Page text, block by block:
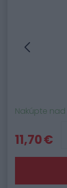
Nakúpte nad
11,70 €